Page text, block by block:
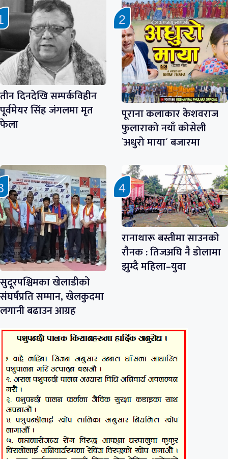
तीन दिनदेखि सम्पर्कविहीन
पूर्वमेयर सिंह जंगलमा मृत
फेला
पूराना कलाकार केशवराज
फुलाराको नयाँ कोसेली
`अधुरो माया´ बजारमा
सुदूरपश्चिमका खेलाडीको
संघर्षप्रति सम्मान, खेलकुदमा
लगानी बढाउन आग्रह
रानाथारू बस्तीमा साउनको
रौनक : तिजअघि नै डोलामा
झुम्दै महिला–युवा